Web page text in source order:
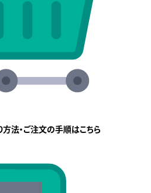
法・ご注文の手順はこちら